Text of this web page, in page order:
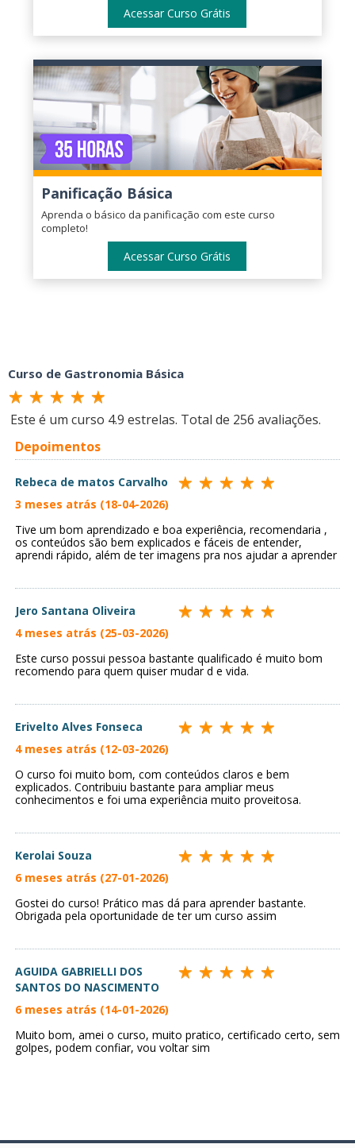
Acessar Curso Grátis
Panificação Básica
Aprenda o básico da panificação com este curso
completo!
Acessar Curso Grátis
Curso de Gastronomia Básica
Este é um curso 4.9 estrelas. Total de 256 avaliações.
Depoimentos
Rebeca de matos Carvalho
3 meses atrás (18-04-2026)
Tive um bom aprendizado e boa experiência, recomendaria ,
os conteúdos são bem explicados e fáceis de entender,
aprendi rápido, além de ter imagens pra nos ajudar a aprender
Jero Santana Oliveira
4 meses atrás (25-03-2026)
Este curso possui pessoa bastante qualificado é muito bom
recomendo para quem quiser mudar d e vida.
Erivelto Alves Fonseca
4 meses atrás (12-03-2026)
O curso foi muito bom, com conteúdos claros e bem
explicados. Contribuiu bastante para ampliar meus
conhecimentos e foi uma experiência muito proveitosa.
Kerolai Souza
6 meses atrás (27-01-2026)
Gostei do curso! Prático mas dá para aprender bastante.
Obrigada pela oportunidade de ter um curso assim
AGUIDA GABRIELLI DOS
SANTOS DO NASCIMENTO
6 meses atrás (14-01-2026)
Muito bom, amei o curso, muito pratico, certificado certo, sem
golpes, podem confiar, vou voltar sim